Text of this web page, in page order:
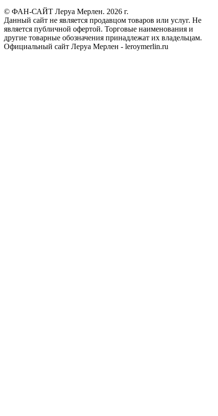
© ФАН-САЙТ Леруа Мерлен. 2026 г.
Данный сайт не является продавцом товаров или услуг. Не
является публичной офертой. Торговые наименования и
другие товарные обозначения принадлежат их владельцам.
Официальный сайт Леруа Мерлен - leroymerlin.ru